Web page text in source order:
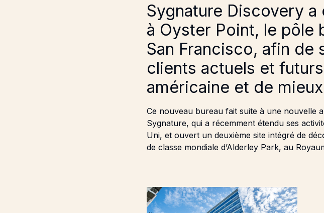
Sygnature Discovery a
à Oyster Point, le pôle
San Francisco, afin de
clients actuels et
américaine et de
Ce nouveau bureau fait suite à une nouvelle
Sygnature, qui a récemment étendu ses
Uni, et ouvert un deuxième site intégré de
de classe mondiale d’Alderley Park, au